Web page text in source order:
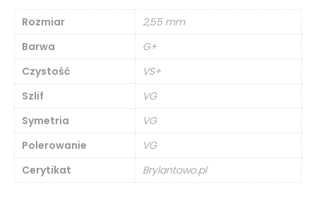
Rozmiar
2,55 mm
Barwa
G+
Czystość
VS+
Szlif
VG
Symetria
VG
Polerowanie
VG
Cerytikat
Brylantowo.pl